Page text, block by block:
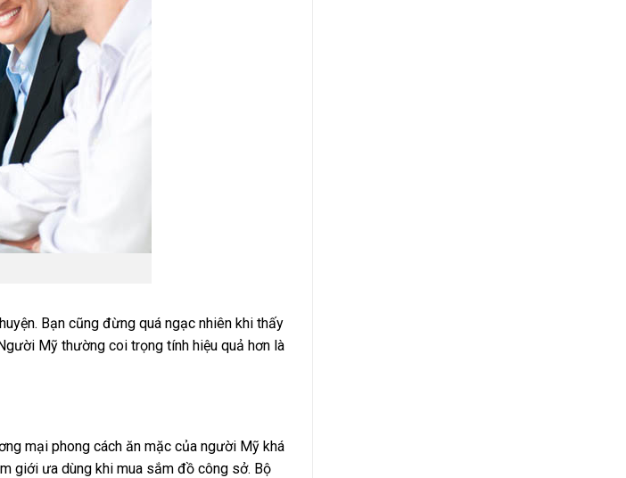
Bạn cũng đừng quá ngạc nhiên khi thấy
Mỹ thường coi trọng tính hiệu quả hơn là
mại phong cách ăn mặc của người Mỹ khá
giới ưa dùng khi mua sắm đồ công sở. Bộ